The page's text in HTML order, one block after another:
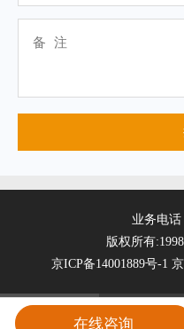
业务电话
版权所有
京ICP备14001889号-1
在线咨询